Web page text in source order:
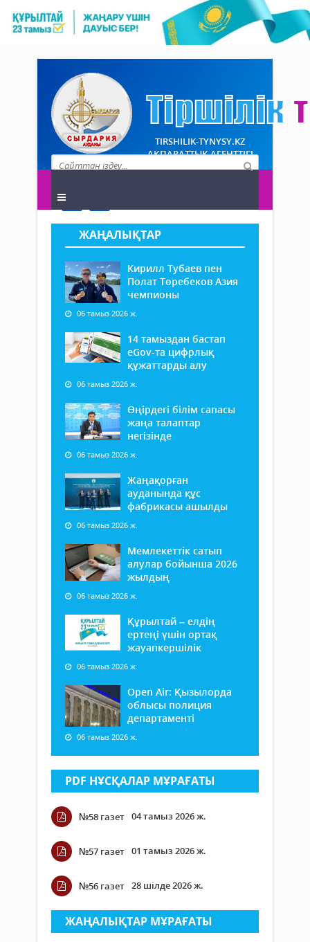
TIRSHILIK-TYNYSY.KZ
АҚПАРАТТЫҚ АГЕНТТІГІ
ЖАҢАЛЫҚТАР
Кирилл Тубаев пен
Полат Төребеков Азия
чемпионы
06 тамыз 2026 ж.
14 тамыздан бастап
еGov-та цифрлық
құжаттарды алу
06 тамыз 2026 ж.
Өңірдегі білім сапасы
жаңа талаптар
негізінде
06 тамыз 2026 ж.
Жаңақорған
ауданында құс
фабрикасы ашылды
06 тамыз 2026 ж.
Мемлекеттік сатып
алулар бойынша 2026
жылдың
06 тамыз 2026 ж.
Құрылтай – елдің
ертеңі үшін ортақ
жауапкершілік
06 тамыз 2026 ж.
Open Air: Қызылорда
облысы полиция
департаменті
06 тамыз 2026 ж.
PDF НҰСҚАЛАР МҰРАҒАТЫ
№58 газет 04 тамыз 2026 ж.
№57 газет 01 тамыз 2026 ж.
№56 газет 28 шілде 2026 ж.
ЖАҢАЛЫҚТАР МҰРАҒАТЫ